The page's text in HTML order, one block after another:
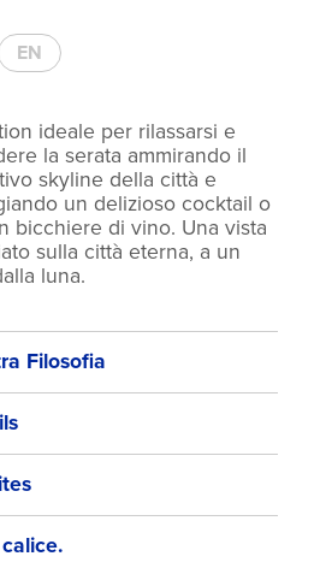
EN
ideale per rilassarsi e
la serata ammirando il
skyline della città e
un delizioso cocktail o
bicchiere di vino. Una vista
sulla città eterna, a un
luna.
Filosofia
fruttati e floreali: coriandolo,
5,2°
di facile beva
amara con grande
IPA